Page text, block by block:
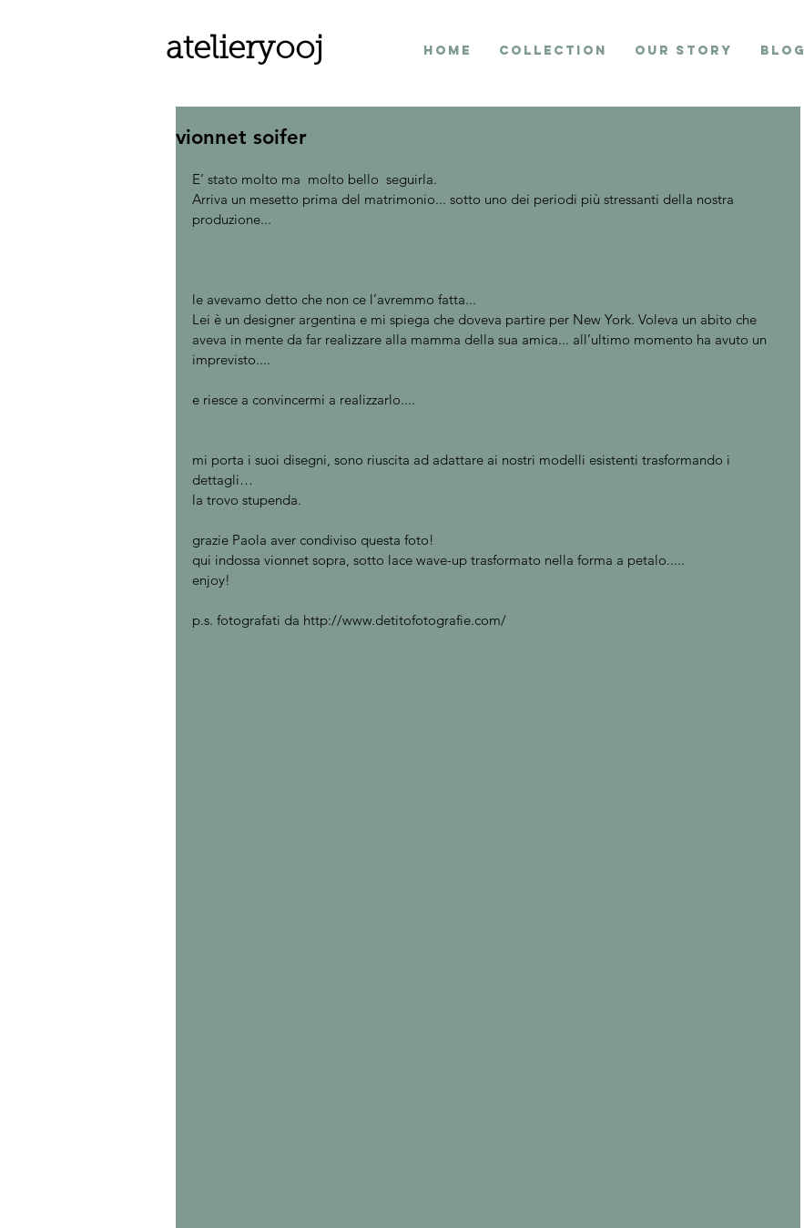
atelieryooj Home collection Our Story Blog
vionnet soifer
E’ stato molto ma  molto bello  seguirla.
Arriva un mesetto prima del matrimonio... sotto uno dei periodi più stressanti della nostra
produzione...
le avevamo detto che non ce l’avremmo fatta...
Lei è un designer argentina e mi spiega che doveva partire per New York. Voleva un abito che
aveva in mente da far realizzare alla mamma della sua amica... all’ultimo momento ha avuto un
imprevisto....
e riesce a convincermi a realizzarlo....
mi porta i suoi disegni, sono riuscita ad adattare ai nostri modelli esistenti trasformando i
dettagli…
la trovo stupenda.
grazie Paola aver condiviso questa foto!
qui indossa vionnet sopra, sotto lace wave-up trasformato nella forma a petalo.....
enjoy!
p.s. fotografati da http://www.detitofotografie.com/